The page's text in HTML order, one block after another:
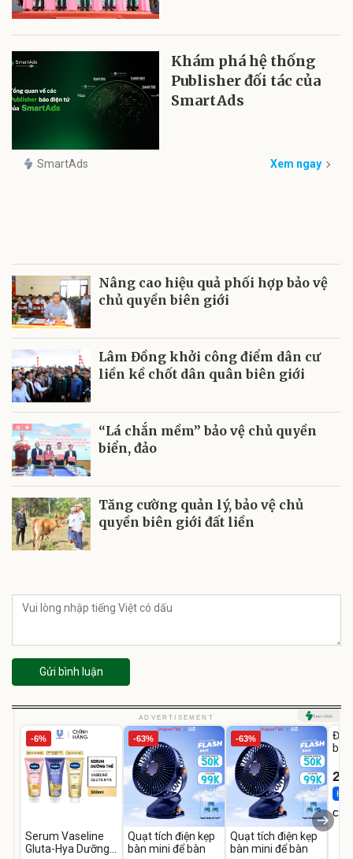
Khám phá hệ thống
Publisher đối tác của
SmartAds
SmartAds Xem ngay
Nâng cao hiệu quả phối hợp bảo vệ
chủ quyền biên giới
Lâm Đồng khởi công điểm dân cư
liền kề chốt dân quân biên giới
“Lá chắn mềm” bảo vệ chủ quyền
biển, đảo
Tăng cường quản lý, bảo vệ chủ
quyền biên giới đất liền
Gửi bình luận
ADVERTISEMENT
-6%
Serum Vaseline
Gluta-Hya Dưỡng
-63%
Quạt tích điện kẹp
bàn mini để bàn
-63%
Quạt tích điện kẹp
bàn mini để bàn
Đai
bé
Hot